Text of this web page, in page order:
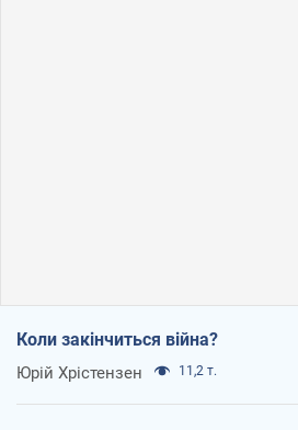
Коли закінчиться війна?
Юрій Хрістензен 11,2 т.